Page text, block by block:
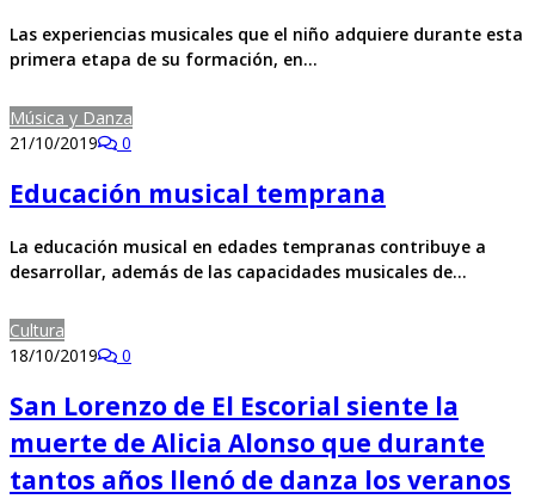
Las experiencias musicales que el niño adquiere durante esta
primera etapa de su formación, en…
Música y Danza
21/10/2019
0
Educación musical temprana
La educación musical en edades tempranas contribuye a
desarrollar, además de las capacidades musicales de…
Cultura
18/10/2019
0
San Lorenzo de El Escorial siente la
muerte de Alicia Alonso que durante
tantos años llenó de danza los veranos